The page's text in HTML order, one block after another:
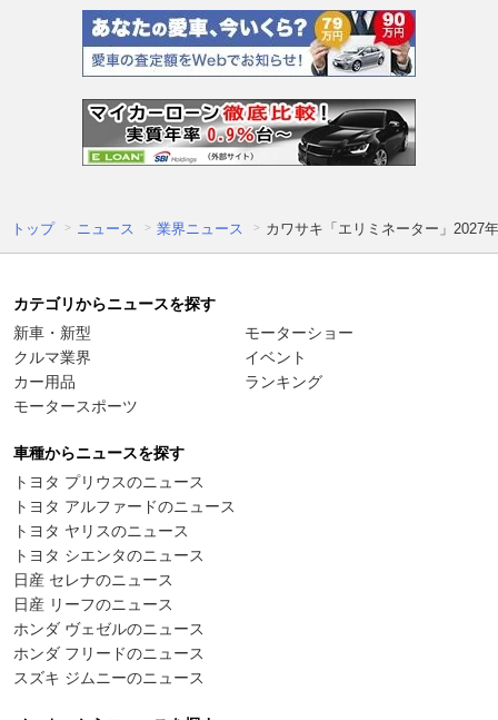
トップ ニュース 業界ニュース カワサキ「エリミネーター」2027
カテゴリからニュースを探す
新車・新型
クルマ業界
カー用品
モータースポーツ
モーターショー
イベント
ランキング
車種からニュースを探す
トヨタ プリウスのニュース
トヨタ アルファードのニュース
トヨタ ヤリスのニュース
トヨタ シエンタのニュース
日産 セレナのニュース
日産 リーフのニュース
ホンダ ヴェゼルのニュース
ホンダ フリードのニュース
スズキ ジムニーのニュース